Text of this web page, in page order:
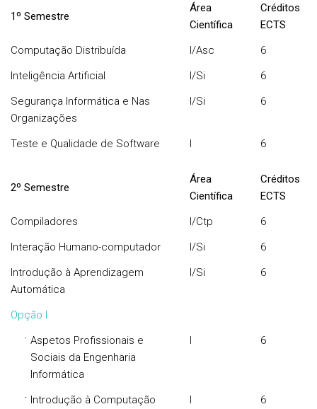
1º Semestre
Área
Científica
Créditos
ECTS
Computação Distribuída
I/Asc
6
Inteligência Artificial
I/Si
6
Segurança Informática e Nas
Organizações
I/Si 6
Teste e Qualidade de Software I 6
2º Semestre
Área
Científica
Créditos
ECTS
Compiladores
I/Ctp
6
Interação Humano-computador
I/Si
6
Introdução à Aprendizagem
Automática
I/Si 6
Opção I
· Aspetos Profissionais e
Sociais da Engenharia
Informática
I 6
· Introdução à Computação
I 6